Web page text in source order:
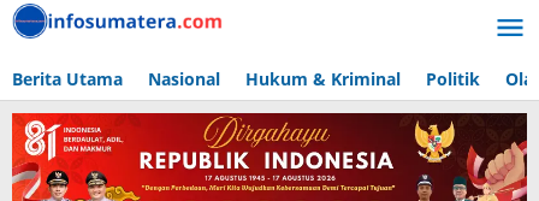
Lewati
ke
Berita Utama Nasional Hukum & Kriminal Politik